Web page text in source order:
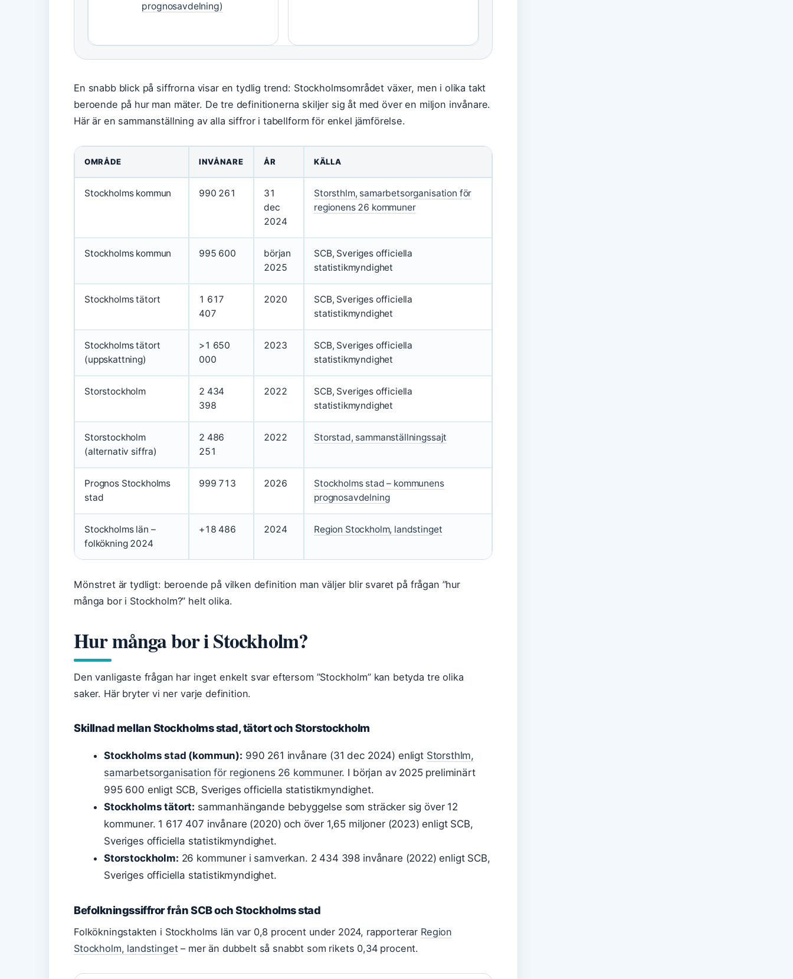
prognosavdelning)
En snabb blick på siffrorna visar en tydlig trend: Stockholmsområdet växer, men i olika takt
beroende på hur man mäter. De tre definitionerna skiljer sig åt med över en miljon invånare.
Här är en sammanställning av alla siffror i tabellform för enkel jämförelse.
OMRÅDE INVÅNARE ÅR KÄLLA
Stockholms kommun 990 261
31
dec
2024
Storsthlm, samarbetsorganisation för
regionens 26 kommuner
Stockholms kommun 995 600
början
2025
SCB, Sveriges officiella
statistikmyndighet
Stockholms tätort
1 617
407
2020
SCB, Sveriges officiella
statistikmyndighet
Stockholms tätort
(uppskattning)
>1 650
000
2023
SCB, Sveriges officiella
statistikmyndighet
Storstockholm
2 434
398
2022
SCB, Sveriges officiella
statistikmyndighet
Storstockholm
(alternativ siffra)
2 486
251
2022 Storstad, sammanställningssajt
Prognos Stockholms
stad
999 713 2026
Stockholms stad – kommunens
prognosavdelning
Stockholms län –
folkökning 2024
+18 486 2024 Region Stockholm, landstinget
Mönstret är tydligt: beroende på vilken definition man väljer blir svaret på frågan ”hur
många bor i Stockholm?” helt olika.
Hur många bor i Stockholm?
Den vanligaste frågan har inget enkelt svar eftersom ”Stockholm” kan betyda tre olika
saker. Här bryter vi ner varje definition.
Skillnad mellan Stockholms stad, tätort och Storstockholm
Stockholms stad (kommun): 990 261 invånare (31 dec 2024) enligt Storsthlm,
samarbetsorganisation för regionens 26 kommuner. I början av 2025 preliminärt
995 600 enligt SCB, Sveriges officiella statistikmyndighet.
Stockholms tätort: sammanhängande bebyggelse som sträcker sig över 12
kommuner. 1 617 407 invånare (2020) och över 1,65 miljoner (2023) enligt SCB,
Sveriges officiella statistikmyndighet.
Storstockholm: 26 kommuner i samverkan. 2 434 398 invånare (2022) enligt SCB,
Sveriges officiella statistikmyndighet.
Befolkningssiffror från SCB och Stockholms stad
Folkökningstakten i Stockholms län var 0,8 procent under 2024, rapporterar Region
Stockholm, landstinget– mer än dubbelt så snabbt som rikets 0,34 procent.